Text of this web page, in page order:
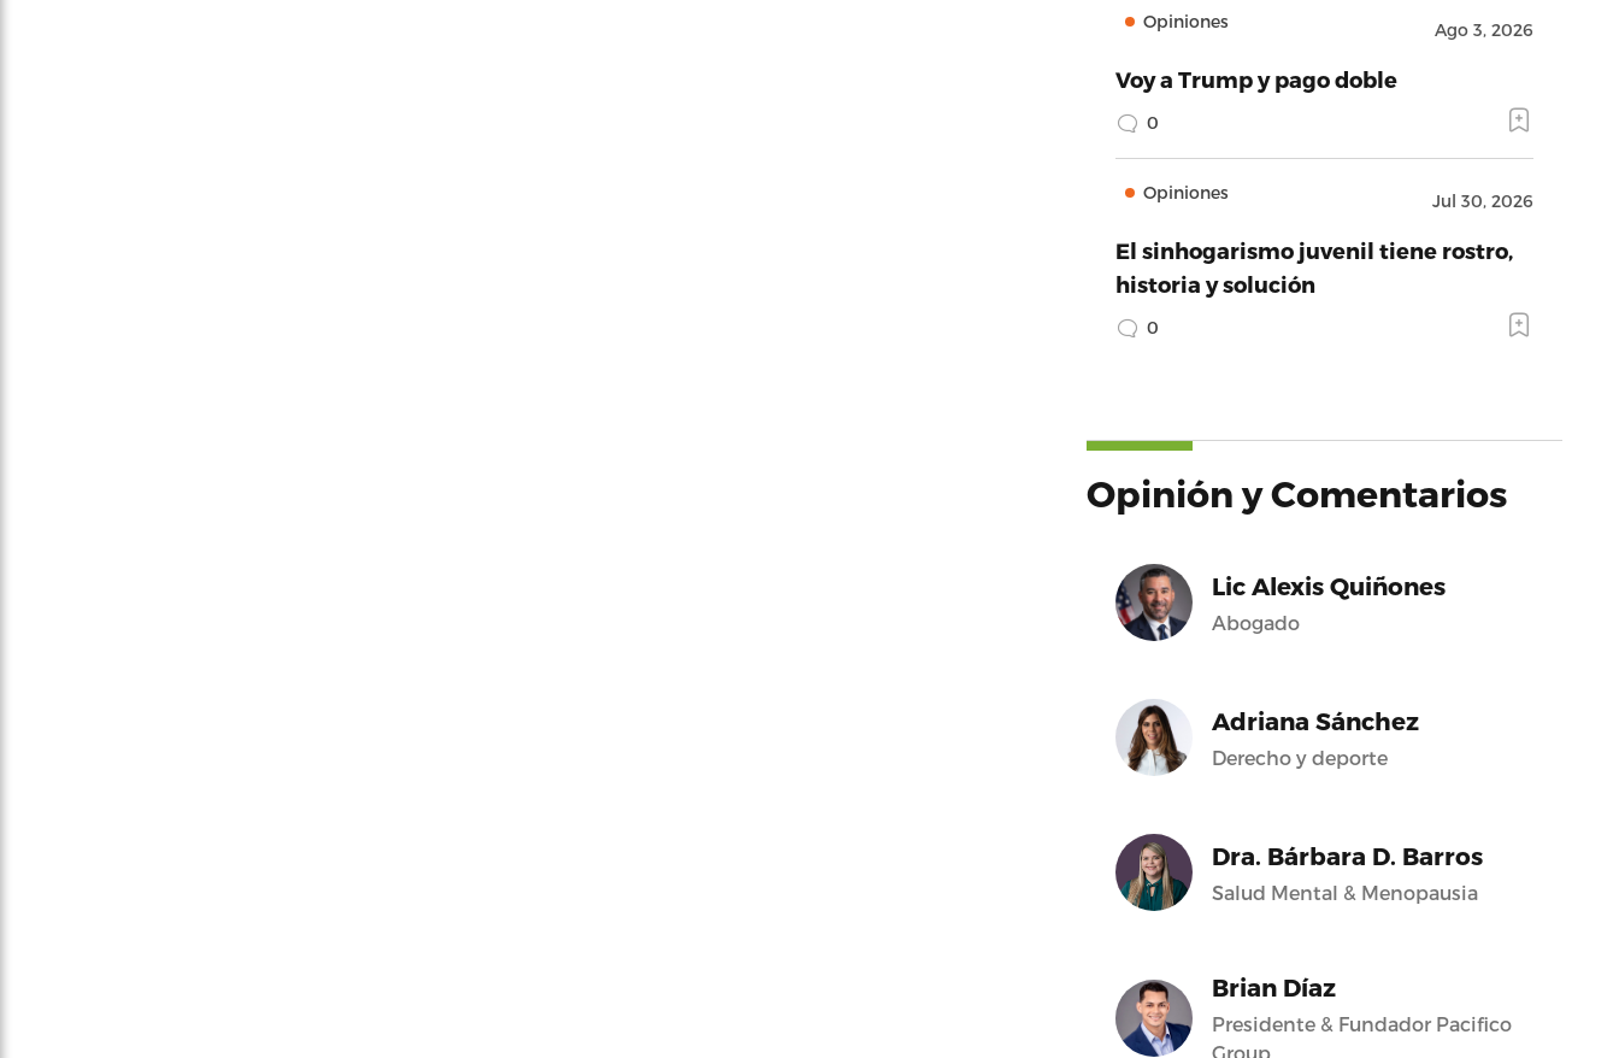
Opiniones Ago 3, 2026
Voy a Trump y pago doble
0
Opiniones Jul 30, 2026
El sinhogarismo juvenil tiene rostro,
historia y solución
0
Opinión y Comentarios
Lic Alexis Quiñones
Abogado
Adriana Sánchez
Derecho y deporte
Dra. Bárbara D. Barros
Salud Mental & Menopausia
Brian Díaz
Presidente & Fundador Pacifico
Group